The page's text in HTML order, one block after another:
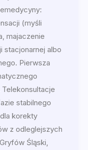
(myśli
majaczenie
stacjonarnej albo
Pierwsza
stabilnego
korekty
z odleglejszych
Śląski,